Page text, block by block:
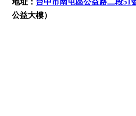
地址： 台中市南屯區公益路二段51
公益大樓）